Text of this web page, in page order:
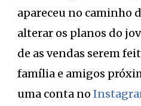
apareceu no caminho
alterar os planos do
de as vendas serem
família e amigos
uma conta no